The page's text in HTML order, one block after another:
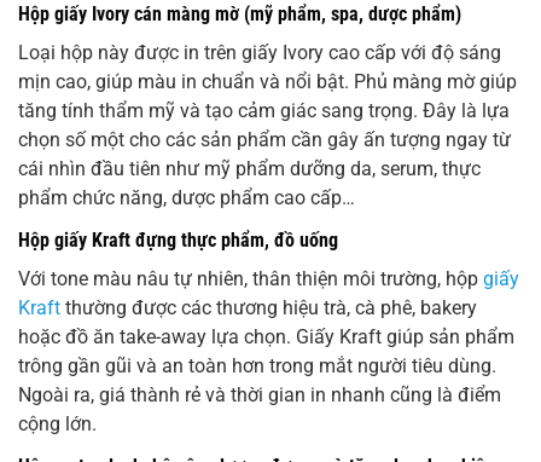
Hộp giấy Ivory cán màng mờ (mỹ phẩm, spa, dược phẩm)
Loại hộp này được in trên giấy Ivory cao cấp với độ sáng
mịn cao, giúp màu in chuẩn và nổi bật. Phủ màng mờ giúp
tăng tính thẩm mỹ và tạo cảm giác sang trọng. Đây là lựa
chọn số một cho các sản phẩm cần gây ấn tượng ngay từ
cái nhìn đầu tiên như mỹ phẩm dưỡng da, serum, thực
phẩm chức năng, dược phẩm cao cấp…
Hộp giấy Kraft đựng thực phẩm, đồ uống
Với tone màu nâu tự nhiên, thân thiện môi trường, hộp giấy
Kraft thường được các thương hiệu trà, cà phê, bakery
hoặc đồ ăn take-away lựa chọn. Giấy Kraft giúp sản phẩm
trông gần gũi và an toàn hơn trong mắt người tiêu dùng.
Ngoài ra, giá thành rẻ và thời gian in nhanh cũng là điểm
cộng lớn.